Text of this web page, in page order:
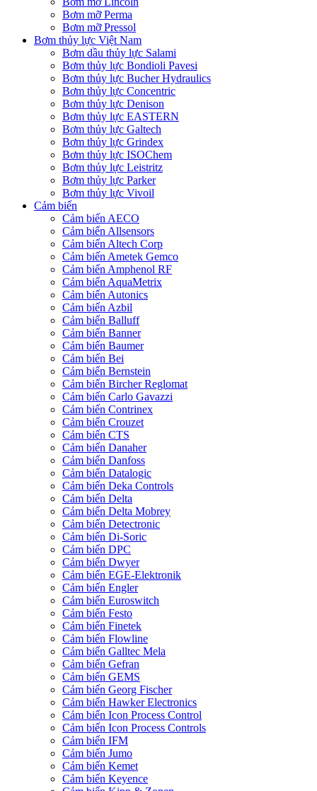
Bơm mỡ Perma
Bơm mỡ Pressol
Bơm thủy lực Việt Nam
Bơm dầu thủy lực Salami
Bơm thủy lực Bondioli Pavesi
Bơm thủy lực Bucher Hydraulics
Bơm thủy lực Concentric
Bơm thủy lực Denison
Bơm thủy lực EASTERN
Bơm thủy lực Galtech
Bơm thủy lực Grindex
Bơm thủy lực ISOChem
Bơm thủy lực Leistritz
Bơm thủy lực Parker
Bơm thủy lực Vivoil
Cảm biến
Cảm biến AECO
Cảm biến Allsensors
Cảm biến Altech Corp
Cảm biến Ametek Gemco
Cảm biến Amphenol RF
Cảm biến AquaMetrix
Cảm biến Autonics
Cảm biến Azbil
Cảm biến Balluff
Cảm biến Banner
Cảm biến Baumer
Cảm biến Bei
Cảm biến Bernstein
Cảm biến Bircher Reglomat
Cảm biến Carlo Gavazzi
Cảm biến Contrinex
Cảm biến Crouzet
Cảm biến CTS
Cảm biến Danaher
Cảm biến Danfoss
Cảm biến Datalogic
Cảm biến Deka Controls
Cảm biến Delta
Cảm biến Delta Mobrey
Cảm biến Detectronic
Cảm biến Di-Soric
Cảm biến DPC
Cảm biến Dwyer
Cảm biến EGE-Elektronik
Cảm biến Engler
Cảm biến Euroswitch
Cảm biến Festo
Cảm biến Finetek
Cảm biến Flowline
Cảm biến Galltec Mela
Cảm biến Gefran
Cảm biến GEMS
Cảm biến Georg Fischer
Cảm biến Hawker Electronics
Cảm biến Icon Process Control
Cảm biến Icon Process Controls
Cảm biến IFM
Cảm biến Jumo
Cảm biến Kemet
Cảm biến Keyence